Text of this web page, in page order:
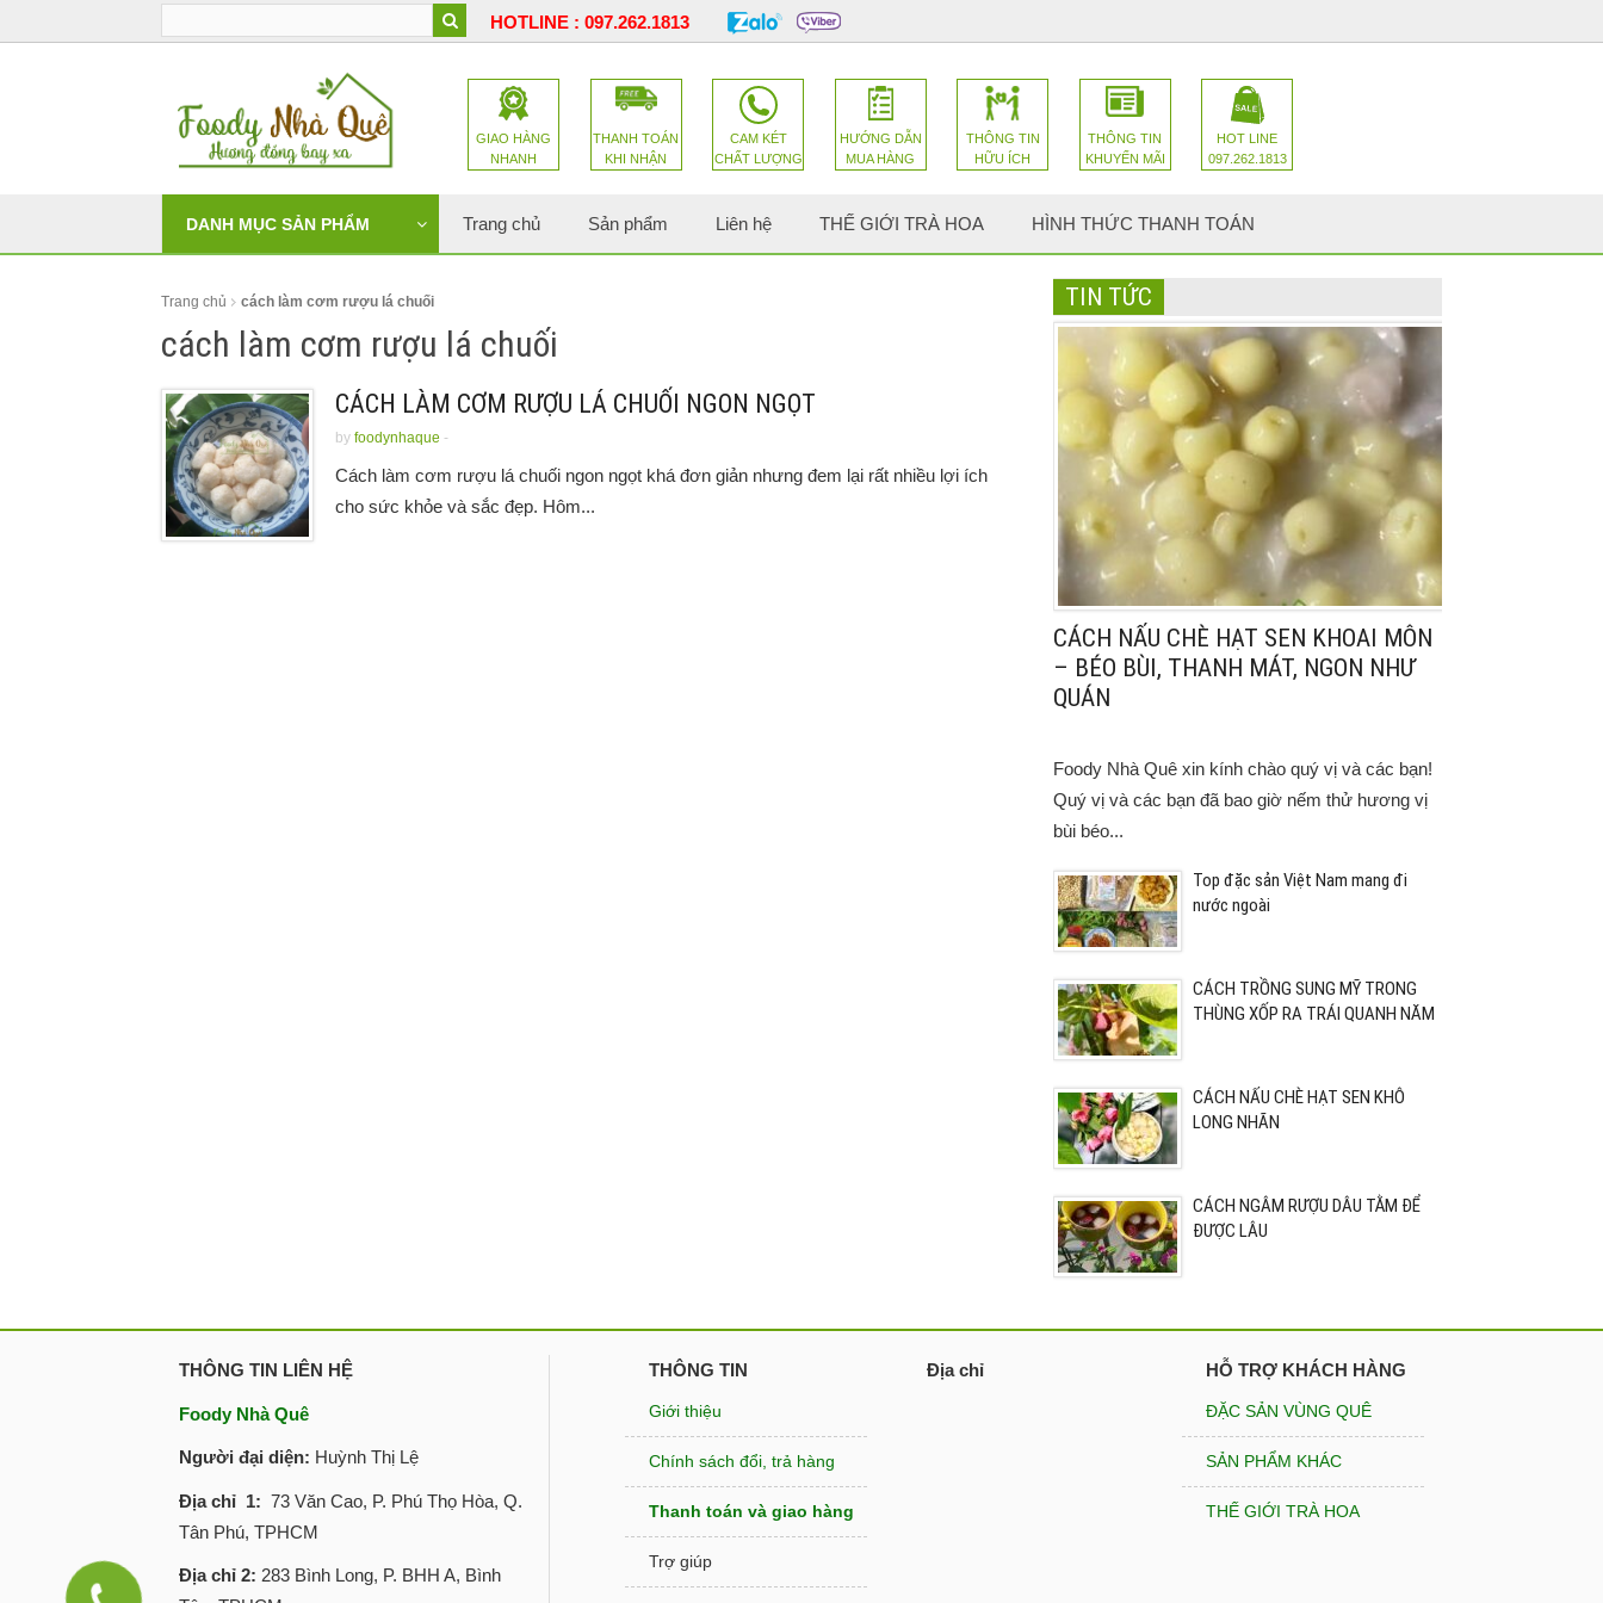
HOTLINE : 097.262.1813
GIAO HÀNG
NHANH
THANH TOÁN
KHI NHẬN
CAM KÉT
CHẤT LƯỢNG
HƯỚNG DẪN
MUA HÀNG
THÔNG TIN
HỮU ÍCH
THÔNG TIN
KHUYẾN MÃI
HOT LINE
097.262.1813
DANH MỤC SẢN PHẨM Trang chủ Sản phẩm Liên hệ THẾ GIỚI TRÀ HOA HÌNH THỨC THANH TOÁN
Trang chủ cách làm cơm rượu lá chuối
cách làm cơm rượu lá chuối
CÁCH LÀM CƠM RƯỢU LÁ CHUỐI NGON NGỌT
by foodynhaque -
Cách làm cơm rượu lá chuối ngon ngọt khá đơn giản nhưng đem lại rất nhiều lợi ích
cho sức khỏe và sắc đẹp. Hôm...
TIN TỨC
CÁCH NẤU CHÈ HẠT SEN KHOAI MÔN
– BÉO BÙI, THANH MÁT, NGON NHƯ
QUÁN
Foody Nhà Quê xin kính chào quý vị và các bạn!
Quý vị và các bạn đã bao giờ nếm thử hương vị
bùi béo...
Top đặc sản Việt Nam mang đi
nước ngoài
CÁCH TRỒNG SUNG MỸ TRONG
THÙNG XỐP RA TRÁI QUANH NĂM
CÁCH NẤU CHÈ HẠT SEN KHÔ
LONG NHÃN
CÁCH NGÂM RƯỢU DÂU TẰM ĐỂ
ĐƯỢC LÂU
THÔNG TIN LIÊN HỆ
Foody Nhà Quê
Người đại diện: Huỳnh Thị Lệ
Địa chỉ 1: 73 Văn Cao, P. Phú Thọ Hòa, Q.
Tân Phú, TPHCM
Địa chỉ 2: 283 Bình Long, P. BHH A, Bình
THÔNG TIN
Giới thiệu
Chính sách đổi, trả hàng
Thanh toán và giao hàng
Trợ giúp
Địa chỉ HỖ TRỢ KHÁCH HÀNG
ĐẶC SẢN VÙNG QUÊ
SẢN PHẨM KHÁC
THẾ GIỚI TRÀ HOA